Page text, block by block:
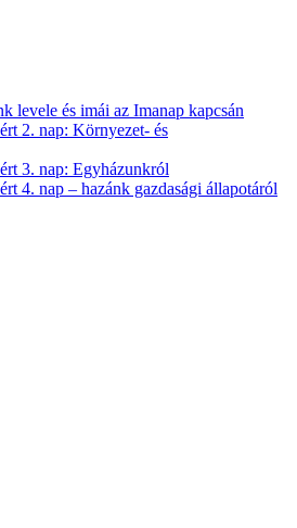
levele és imái az Imanap kapcsán
2. nap: Környezet- és
3. nap: Egyházunkról
4. nap – hazánk gazdasági állapotáról